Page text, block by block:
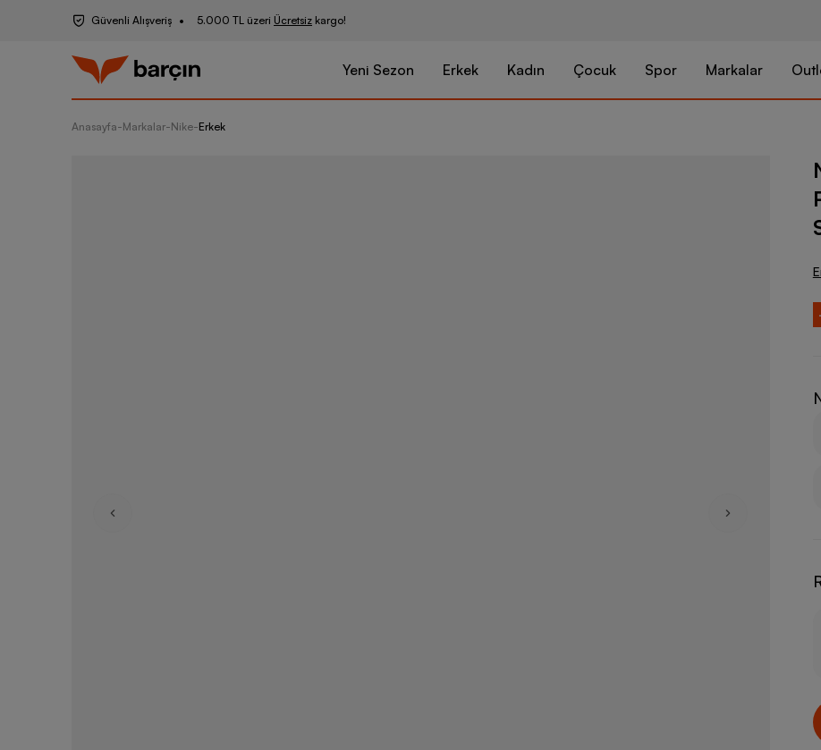
Güvenli Alışveriş 5.000 TL üzeri Ücretsiz kargo!
Yeni Sezon Erkek Kadın Çocuk Spor Markalar
Anasayfa-Markalar-Nike-Erkek
Nike Jordan